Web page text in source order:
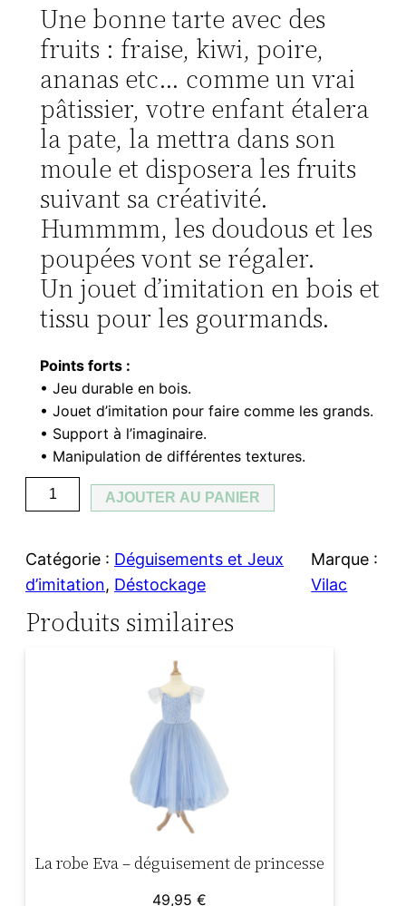
p
r
i
x
i
n
i
t
i
a
l
é
t
a
i
t
2
4
p
r
i
x
a
c
t
u
l
s
t
1
4
6
Une bonne tarte avec des
fruits : fraise, kiwi, poire,
ananas etc… comme un vrai
pâtissier, votre enfant étalera
la pate, la mettra dans son
moule et disposera les fruits
suivant sa créativité.
Hummmm, les doudous et les
poupées vont se régaler.
Un jouet d’imitation en bois et
tissu pour les gourmands.
Points forts :
• Jeu durable en bois.
• Jouet d’imitation pour faire comme les grands.
• Support à l’imaginaire.
• Manipulation de différentes textures.
u
n
t
i
AJOUTER AU PANIER
Catégorie : Déguisements et Jeux
d’imitation, Déstockage
Marque :
Vilac
Produits similaires
La robe Eva – déguisement de princesse
49,95 €